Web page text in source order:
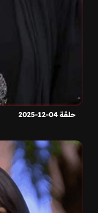
حلقة 04-12-2025